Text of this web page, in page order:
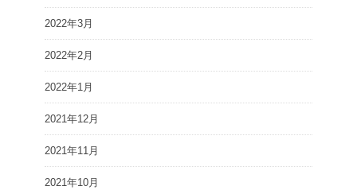
2022年3月
2022年2月
2022年1月
2021年12月
2021年11月
2021年10月